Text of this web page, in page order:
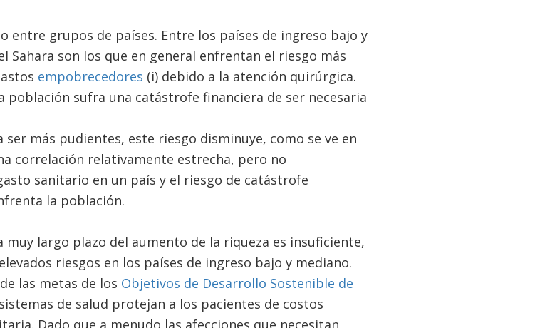
entre grupos de países. Entre los países de ingreso bajo y
Sahara son los que en general enfrentan el riesgo más
empobrecedores (i) debido a la atención quirúrgica.
población sufra una catástrofe financiera de ser necesaria
más pudientes, este riesgo disminuye, como se ve en
correlación relativamente estrecha, pero no
sanitario en un país y el riesgo de catástrofe
la población.
muy largo plazo del aumento de la riqueza es insuficiente,
riesgos en los países de ingreso bajo y mediano.
las metas de los Objetivos de Desarrollo Sostenible de
de salud protejan a los pacientes de costos
Dado que a menudo las afecciones que necesitan